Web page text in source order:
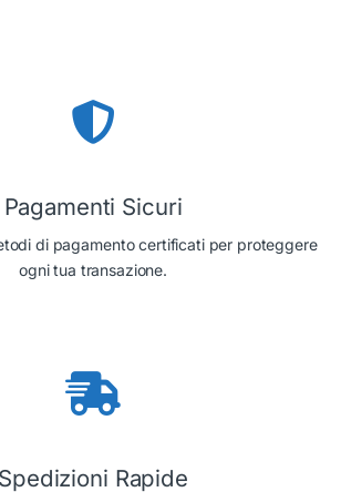
Pagamenti Sicuri
di pagamento certificati per proteggere
ogni tua transazione.
Spedizioni Rapide